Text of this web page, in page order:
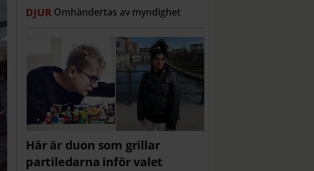
DJUR Omhändertas av myndighet
Här är duon som grillar
partiledarna inför valet